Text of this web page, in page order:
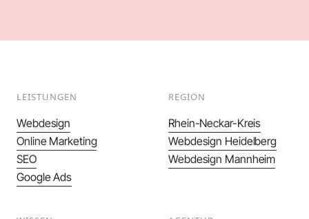
LEISTUNGEN
Webdesign
Online Marketing
SEO
Google Ads
REGION
Rhein-Neckar-Kreis
Webdesign Heidelberg
Webdesign Mannheim